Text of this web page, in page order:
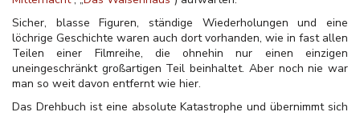
Sicher, blasse Figuren, ständige Wiederholungen und eine
löchrige Geschichte waren auch dort vorhanden, wie in fast allen
Teilen einer Filmreihe, die ohnehin nur einen einzigen
uneingeschränkt großartigen Teil beinhaltet. Aber noch nie war
man so weit davon entfernt wie hier.
Das Drehbuch ist eine absolute Katastrophe und übernimmt sich